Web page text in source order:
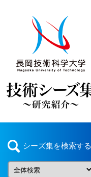
シーズ集を検索する